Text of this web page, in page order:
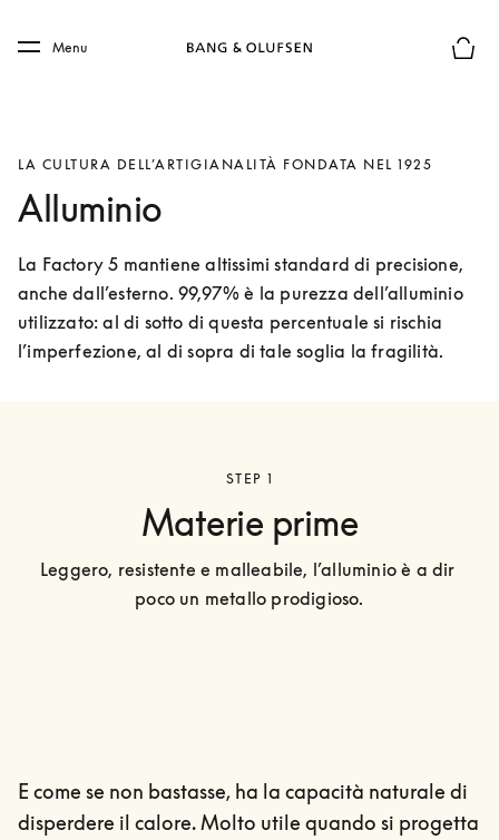
Skip to main footer
Menu
LA CULTURA DELL’ARTIGIANALITÀ FONDATA NEL 1925
Alluminio
La Factory 5 mantiene altissimi standard di precisione,
anche dall’esterno. 99,97% è la purezza dell’alluminio
utilizzato: al di sotto di questa percentuale si rischia
l’imperfezione, al di sopra di tale soglia la fragilità.
STEP 1
Materie prime
Leggero, resistente e malleabile, l’alluminio è a dir
poco un metallo prodigioso.
E come se non bastasse, ha la capacità naturale di
disperdere il calore. Molto utile quando si progetta